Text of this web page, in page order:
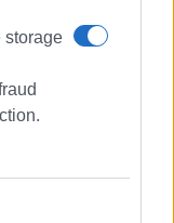
storage